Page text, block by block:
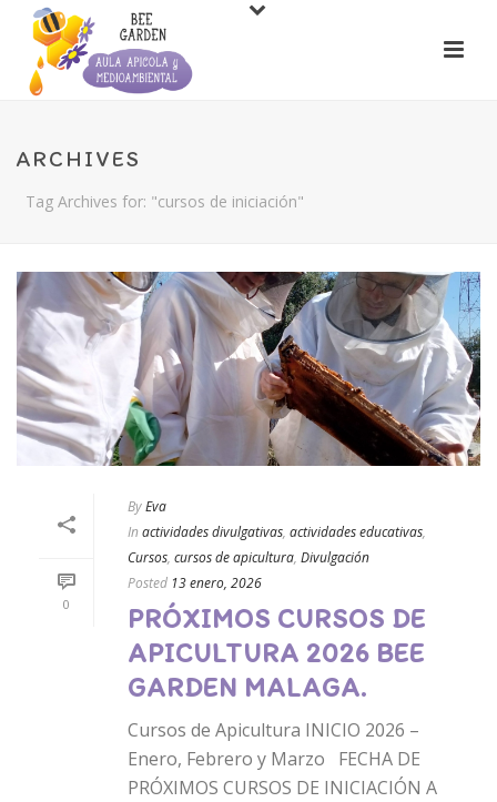
ARCHIVES
Tag Archives for: "cursos de iniciación"
0
ByEva
In actividades divulgativas, actividades educativas,
Cursos, cursos de apicultura, Divulgación
Posted 13 enero, 2026
PRÓXIMOS CURSOS DE
APICULTURA 2026 BEE
GARDEN MALAGA.
Cursos de Apicultura INICIO 2026 –
Enero, Febrero y Marzo FECHA DE
PRÓXIMOS CURSOS DE INICIACIÓN A